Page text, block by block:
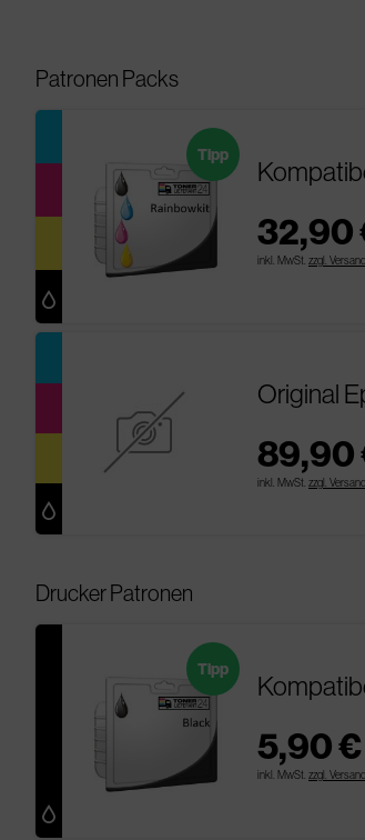
Patronen Packs
32,90
inkl. MwSt. zzgl.
Tipp
Original
89,90
inkl. MwSt. zzgl.
Drucker Patronen
5,90
inkl. MwSt. zzgl.
Tipp